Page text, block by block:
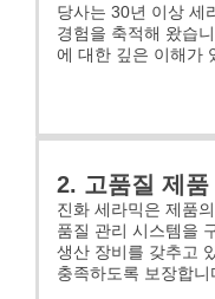
당사는 30년 이상 세
경험을 축적해 왔습
에 대한 깊은 이해가
2. 고품질 제품
진화 세라믹은 제품
품질 관리 시스템을
생산 장비를 갖추고
충족하도록 보장합니